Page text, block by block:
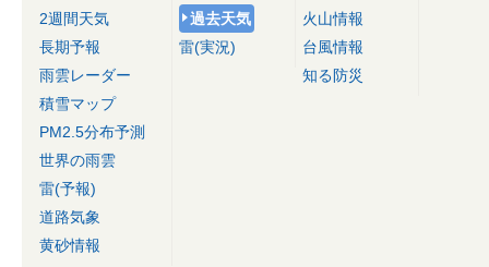
2週間天気
長期予報
雨雲レーダー
積雪マップ
PM2.5分布予測
世界の雨雲
雷(予報)
道路気象
黄砂情報
過去天気
雷(実況)
火山情報
台風情報
知る防災